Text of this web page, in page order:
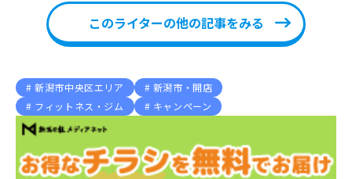
このライターの他の記事をみる
新潟市中央区エリア
新潟市・開店
フィットネス・ジム
キャンペーン